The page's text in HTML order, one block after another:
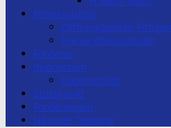
Fitnessstudio
Öffnungszeiten
Preise Fitnessstudio
Förderer
Impressum
Datenschutz
Stützpunkt
Förderverein
Nächste Termine